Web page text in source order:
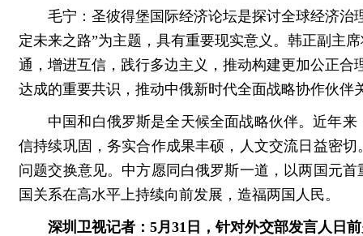
毛宁：圣彼得堡国际经济论坛是探讨全球经济
定未来之路”为主题，具有重要现实意义。韩正副主
通，增进互信，践行多边主义，推动构建更加公正
达成的重要共识，推动中俄新时代全面战略协作伙伴
中国和白俄罗斯是全天候全面战略伙伴。近年
信持续巩固，务实合作成果丰硕，人文交流日益密
问题交换意见。中方愿同白俄罗斯一道，以两国元
国关系在高水平上持续向前发展，造福两国人民。
深圳卫视记者：5月31日，针对外交部发言人日